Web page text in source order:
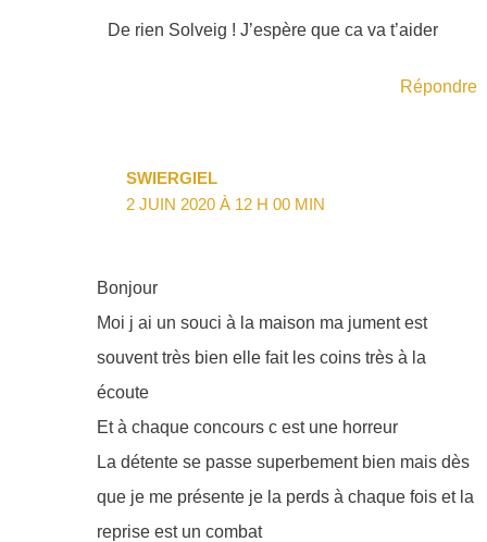
De rien Solveig ! J’espère que ca va t’aider
Répondre
SWIERGIEL
2 JUIN 2020 À 12 H 00 MIN
Bonjour
Moi j ai un souci à la maison ma jument est
souvent très bien elle fait les coins très à la
écoute
Et à chaque concours c est une horreur
La détente se passe superbement bien mais dès
que je me présente je la perds à chaque fois et la
reprise est un combat